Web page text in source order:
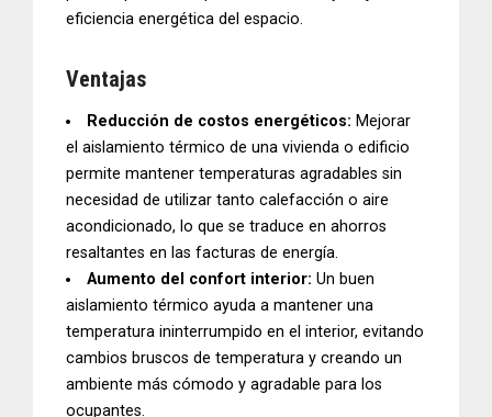
eficiencia energética del espacio.
Ventajas
Reducción de costos energéticos: Mejorar
el aislamiento térmico de una vivienda o edificio
permite mantener temperaturas agradables sin
necesidad de utilizar tanto calefacción o aire
acondicionado, lo que se traduce en ahorros
resaltantes en las facturas de energía.
Aumento del confort interior: Un buen
aislamiento térmico ayuda a mantener una
temperatura ininterrumpido en el interior, evitando
cambios bruscos de temperatura y creando un
ambiente más cómodo y agradable para los
ocupantes.